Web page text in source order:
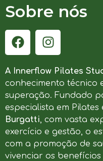
Sobre nós
A Innerflow Pilates
conhecimento técnico
superação. Fundado
especialista em
Burgatti, com vasta
exercício e gestão, o
com a promoção de
vivenciar os